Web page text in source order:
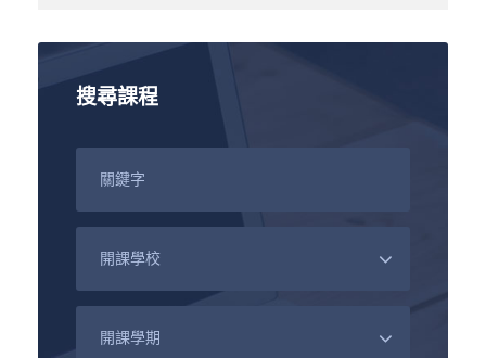
搜尋課程